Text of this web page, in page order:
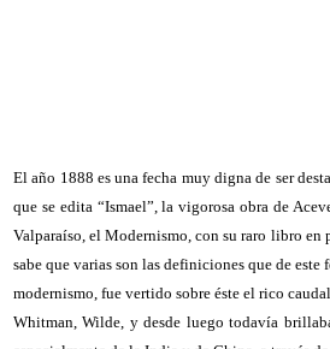
El año 1888 es una fecha muy digna de ser
que se edita “Ismael”, la vigorosa obra de
Valparaíso, el Modernismo, con su raro libro en
sabe que varias son las definiciones que de
modernismo, fue vertido sobre éste el rico
Whitman, Wilde, y desde luego todavía